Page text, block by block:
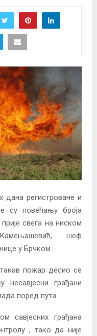
дана регистроване и
су повећању броја
свега на ниском
шеф
у Брчком.
пожар десио се
грађани
поред пута.
савјесних грађана
, тако да није